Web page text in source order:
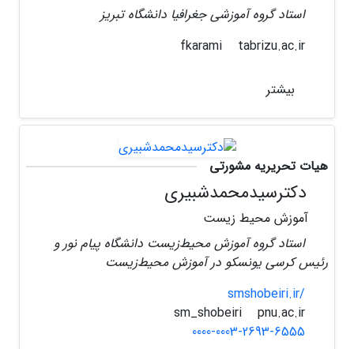
استاد گروه آموزشی جغرافیا دانشگاه تبریز
tabrizu.ac.ir
بیشتر
هیات تحریریه مشورتی
دکترسیدمحمدشبیری
آموزش محیط زیست
استاد گروه آموزش محیط‌زیست دانشگاه پیام نور و
رئیس کرسی یونسکو در آموزش محیط‌زیست
smshobeiri.ir/
pnu.ac.ir
0000-0003-2693-6555